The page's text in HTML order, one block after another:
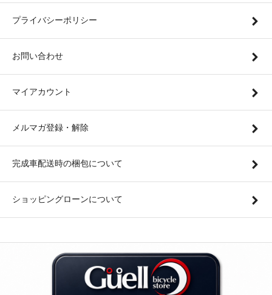
プライバシーポリシー
お問い合わせ
マイアカウント
メルマガ登録・解除
完成車配送時の梱包について
ショッピングローンについて